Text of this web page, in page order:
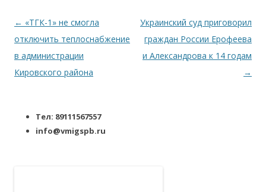
Навигация по записям
← «ТГК-1» не смогла
отключить теплоснабжение
в администрации
Кировского района
Украинский суд приговорил
граждан России Ерофеева
и Александрова к 14 годам
→
Тел: 89111567557
info@vmigspb.ru